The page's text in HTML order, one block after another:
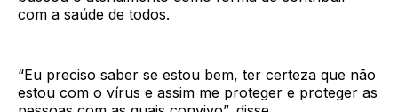
com a saúde de todos.
“Eu preciso saber se estou bem, ter certeza que não
estou com o vírus e assim me proteger e proteger as